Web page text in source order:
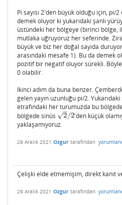
Pi sayısı 2'den büyük olduğu için, pi/
demek oluyor ki yukarıdaki şanlı
üstündeki her bölgeye (birinci bölge,
mutlaka uğruyoruz her seferinde.
büyük ve biz her doğal sayıda
arasındaki mesafe 1). Bu da demek
pozitif bir negatif oluyor sürekli.
0 olabilir.
Ikinci adım da buna benzer.
gelen yayın uzunluğu pi/2.
etrafındaki her turumuzda bu
bölgede sinüs
2
–
√ /2
2/2
'den küçük
yaklaşamıyoruz.
29 Aralık 2021 Ozgur tarafından
Çelişki elde etmemişim, direkt kanıt
29 Aralık 2021 Ozgur tarafından